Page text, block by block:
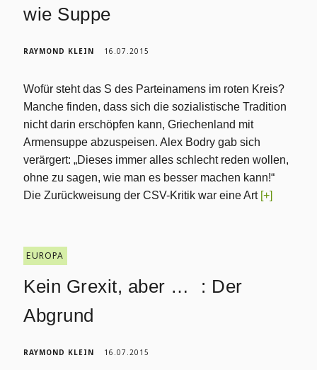
wie Suppe
RAYMOND KLEIN 16.07.2015
Wofür steht das S des Parteinamens im roten Kreis?
Manche finden, dass sich die sozialistische Tradition
nicht darin erschöpfen kann, Griechenland mit
Armensuppe abzuspeisen. Alex Bodry gab sich
verärgert: „Dieses immer alles schlecht reden wollen,
ohne zu sagen, wie man es besser machen kann!“
Die Zurückweisung der CSV-Kritik war eine Art [+]
EUROPA
Kein Grexit, aber … : Der
Abgrund
RAYMOND KLEIN 16.07.2015